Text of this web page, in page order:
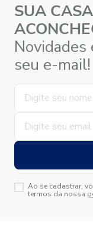
SUA
Novidades
seu e-mail!
Ao se cadastrar,
termos da nossa